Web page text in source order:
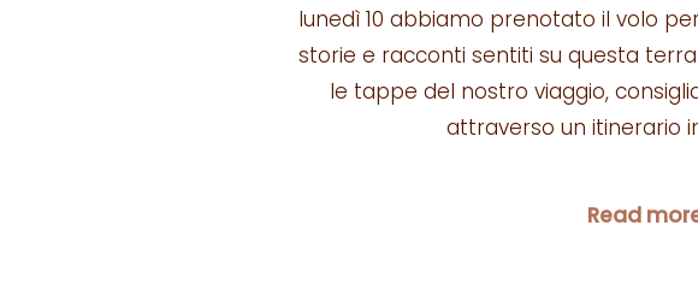
lunedì 10 abbiamo prenotato il volo
storie e racconti sentiti su questa
le tappe del nostro viaggio,
attraverso un itinerario
Read